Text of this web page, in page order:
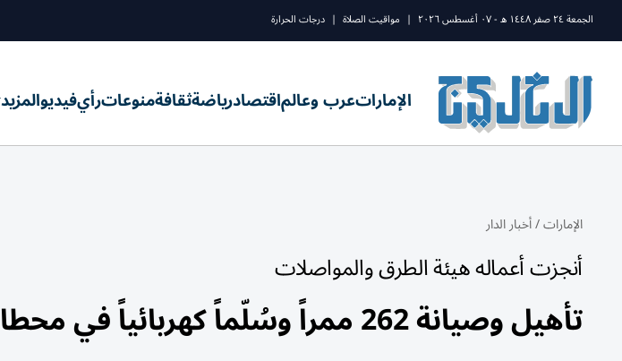
الجمعة ٢٤ صفر ١٤٤٨ ه - ٠٧ أغسطس ٢٠٢٦ | مواقيت الصلاة | درجات الحرارة
الإماراتعرب وعالماقتصادرياضةثقافةمنوعاترأيفيديوالمزيد
الإمارات/أخبار الدار
أنجزت أعماله هيئة الطرق والمواصلات
تأهيل وصيانة 262 ممراً وسُلّماً كهربائياً في محطات مترو دبي